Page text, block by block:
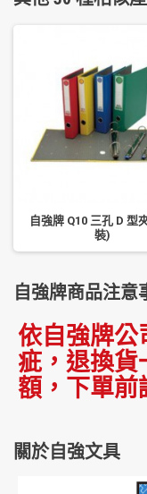
自強牌 Q10 三孔 D 型
裝)
自強牌商品注意
依自強牌公
疵，退換貨
額，下單前
關於自強文具